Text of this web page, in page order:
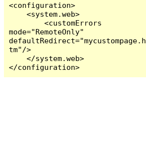
<configuration>
    <system.web>
        <customErrors
mode="RemoteOnly"
defaultRedirect="mycustompage.h
tm"/>
    </system.web>
</configuration>